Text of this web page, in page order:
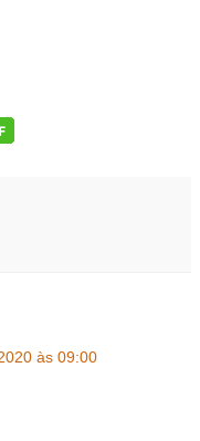
às 09:00